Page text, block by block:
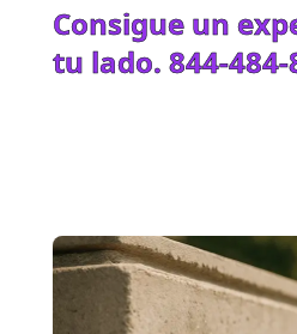
Consigue un
tu lado. 844-